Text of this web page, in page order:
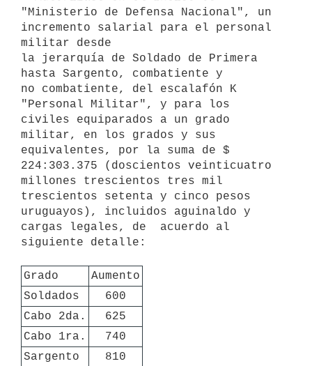
"Ministerio de Defensa Nacional", un
incremento salarial para el personal
militar desde
la jerarquía de Soldado de Primera
hasta Sargento, combatiente y
no combatiente, del escalafón K
"Personal Militar", y para los
civiles equiparados a un grado
militar, en los grados y sus
equivalentes, por la suma de $
224:303.375 (doscientos veinticuatro
millones trescientos tres mil
trescientos setenta y cinco pesos
uruguayos), incluidos aguinaldo y
cargas legales, de  acuerdo al
siguiente detalle:
Grado
Aumento
Soldados
600
Cabo 2da.
625
Cabo 1ra.
740
Sargento
810